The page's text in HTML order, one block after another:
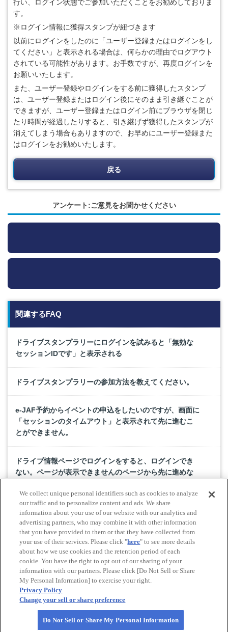
行い、ログイン状態でご参加いただくことをお勧めしておりま
す。
※ログイン情報に獲得スタンプが紐づきます
以前にログインをしたのに「ユーザー登録またはログインをし
てください」と表示される場合は、何らかの理由でログアウト
されている可能性があります。お手数ですが、再度ログインを
お願いいたします。
また、ユーザー登録やログインをする前に獲得したスタンプ
は、ユーザー登録またはログイン後にそのまま引き継ぐことが
できますが、ユーザー登録またはログイン前にブラウザを閉じ
たり時間が経過したりすると、引き継げず獲得したスタンプが
消えてしまう場合もありますので、お早めにユーザー登録また
はログインをお勧めいたします。
戻る
アンケート:ご意見をお聞かせください
関連するFAQ
ドライブスタンプラリーにログインを試みると「無効な
セッションIDです」と表示される
ドライブスタンプラリーの参加方法を教えてください。
e-JAF予約からイベントの申込をしたいのですが、画面に
「セッションのタイムアウト」と表示されて先に進むこ
とができません。
ドライブ情報ページでログインをすると、ログインでき
ない。ページが表示できませんのページから先に進めな
個人会員から家族会員になりました。ドライブスタンプ
ラリーのデータはどうなりますか。
Do Not Sell or Share My Personal Information
© All rights reserved. JAF
We collect unique personal identifiers such as cookies to analyze
our traffic and to personalize content and ads. We share
information about your use of our website with our analytics and
advertising partners, who may combine it with other information
that you have provided to them or that they have collected from
your use of their services. Please click "here" to see more details
about how we use cookies and the retention period of each
cookie. You have the right to opt out of our sharing of your
information with our partners. Please click [Do Not Sell or Share
My Personal Information] to exercise your right.
Privacy Policy
Change your sell or share preference
Do Not Sell or Share My Personal Information